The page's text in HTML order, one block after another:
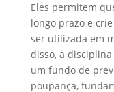
Eles permitem
longo prazo e
ser utilizada em
disso, a
um fundo de
poupança,